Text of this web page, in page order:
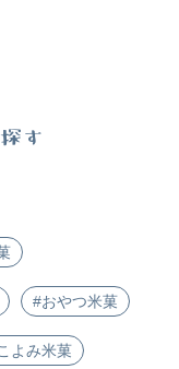
#おやつ米菓
よみ米菓